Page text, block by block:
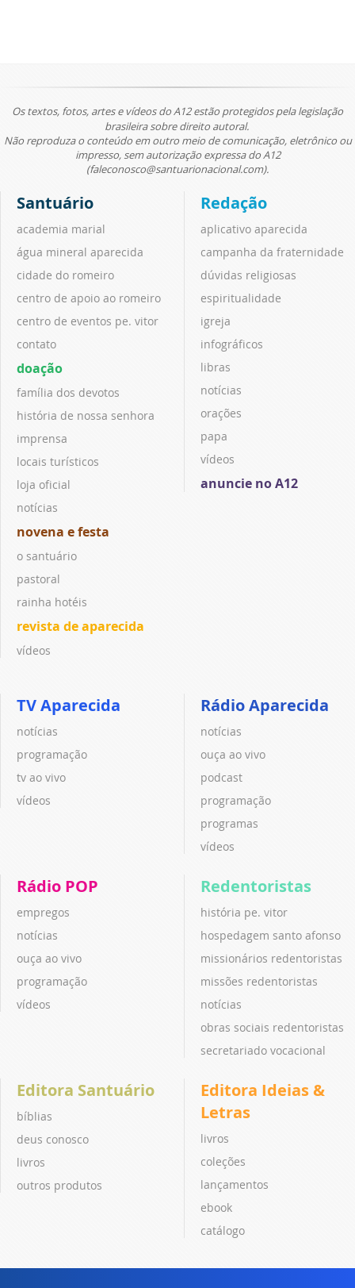
Os textos, fotos, artes e vídeos do A12 estão protegidos pela legislação
brasileira sobre direito autoral.
Não reproduza o conteúdo em outro meio de comunicação, eletrônico ou
impresso, sem autorização expressa do A12
(faleconosco@santuarionacional.com).
Santuário
academia marial
água mineral aparecida
cidade do romeiro
centro de apoio ao romeiro
centro de eventos pe. vitor
contato
doação
família dos devotos
história de nossa senhora
imprensa
locais turísticos
loja oficial
notícias
novena e festa
o santuário
pastoral
rainha hotéis
revista de aparecida
vídeos
Redação
aplicativo aparecida
campanha da fraternidade
dúvidas religiosas
espiritualidade
igreja
infográficos
libras
notícias
orações
papa
vídeos
anuncie no A12
TV Aparecida
notícias
programação
tv ao vivo
vídeos
Rádio Aparecida
notícias
ouça ao vivo
podcast
programação
programas
vídeos
Rádio POP
empregos
notícias
ouça ao vivo
programação
vídeos
Redentoristas
história pe. vitor
hospedagem santo afonso
missionários redentoristas
missões redentoristas
notícias
obras sociais redentoristas
secretariado vocacional
Editora Santuário
bíblias
deus conosco
livros
outros produtos
Editora Ideias &
Letras
livros
coleções
lançamentos
ebook
catálogo